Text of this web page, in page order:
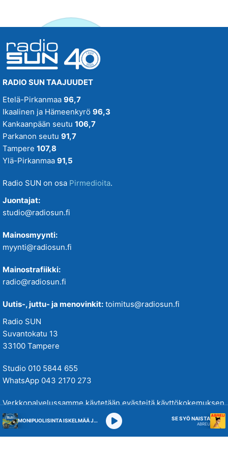
RADIO SUN TAAJUUDET
Etelä-Pirkanmaa 96,7
Ikaalinen ja Hämeenkyrö 96,3
Kankaanpään seutu 106,7
Parkanon seutu 91,7
Tampere 107,8
Ylä-Pirkanmaa 91,5
Radio SUN on osa Pirmedioita.
Juontajat:
studio@radiosun.fi
Mainosmyynti:
myynti@radiosun.fi
Mainostrafiikki:
radio@radiosun.fi
Uutis-, juttu- ja menovinkit: toimitus@radiosun.fi
Radio SUN
Suvantokatu 13
33100 Tampere
Studio 010 5844 655
WhatsApp 043 2170 273
Verkkopalvelussamme käytetään evästeitä käyttökokemuksen
parantamiseksi. Tutustu tietosuojakäytäntöihimmetäällä.
MONIPUOLISINTA ISKELMÄÄ JA PARASTA POPPIA SE SYÖ NAISTA
ABREU